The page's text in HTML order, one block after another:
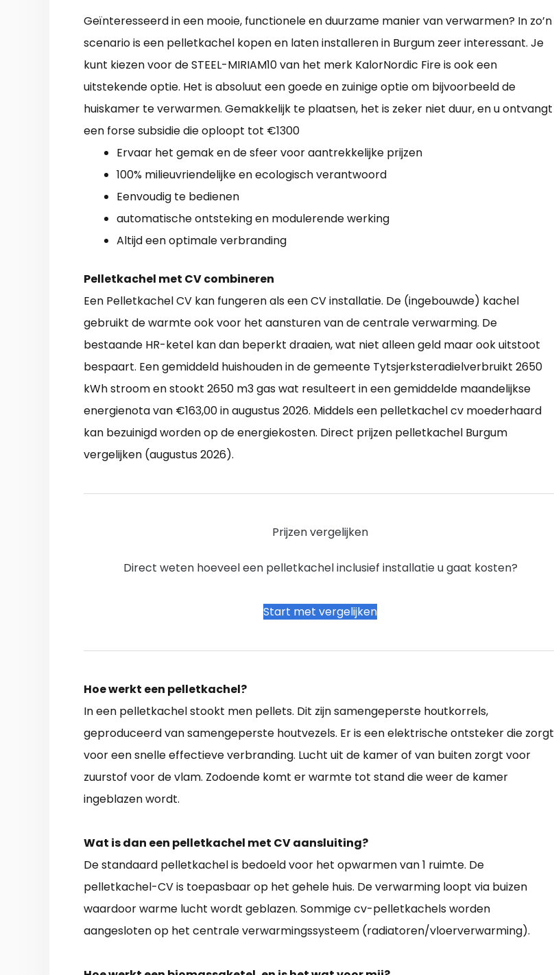
Geïnteresseerd in een mooie, functionele en duurzame manier van verwarmen? In zo’n
scenario is een pelletkachel kopen en laten installeren in Burgum zeer interessant. Je
kunt kiezen voor de STEEL-MIRIAM10 van het merk KalorNordic Fire is ook een
uitstekende optie. Het is absoluut een goede en zuinige optie om bijvoorbeeld de
huiskamer te verwarmen. Gemakkelijk te plaatsen, het is zeker niet duur, en u ontvangt
een forse subsidie die oploopt tot €1300
Ervaar het gemak en de sfeer voor aantrekkelijke prijzen
100% milieuvriendelijke en ecologisch verantwoord
Eenvoudig te bedienen
automatische ontsteking en modulerende werking
Altijd een optimale verbranding
Pelletkachel met CV combineren
Een Pelletkachel CV kan fungeren als een CV installatie. De (ingebouwde) kachel
gebruikt de warmte ook voor het aansturen van de centrale verwarming. De
bestaande HR-ketel kan dan beperkt draaien, wat niet alleen geld maar ook uitstoot
bespaart. Een gemiddeld huishouden in de gemeente Tytsjerksteradielverbruikt 2650
kWh stroom en stookt 2650 m3 gas wat resulteert in een gemiddelde maandelijkse
energienota van €163,00 in augustus 2026. Middels een pelletkachel cv moederhaard
kan bezuinigd worden op de energiekosten. Direct prijzen pelletkachel Burgum
vergelijken (augustus 2026).
Prijzen vergelijken
Direct weten hoeveel een pelletkachel inclusief installatie u gaat kosten?
Start met vergelijken
Hoe werkt een pelletkachel?
In een pelletkachel stookt men pellets. Dit zijn samengeperste houtkorrels,
geproduceerd van samengeperste houtvezels. Er is een elektrische ontsteker die zorgt
voor een snelle effectieve verbranding. Lucht uit de kamer of van buiten zorgt voor
zuurstof voor de vlam. Zodoende komt er warmte tot stand die weer de kamer
ingeblazen wordt.
Wat is dan een pelletkachel met CV aansluiting?
De standaard pelletkachel is bedoeld voor het opwarmen van 1 ruimte. De
pelletkachel-CV is toepasbaar op het gehele huis. De verwarming loopt via buizen
waardoor warme lucht wordt geblazen. Sommige cv-pelletkachels worden
aangesloten op het centrale verwarmingssysteem (radiatoren/vloerverwarming).